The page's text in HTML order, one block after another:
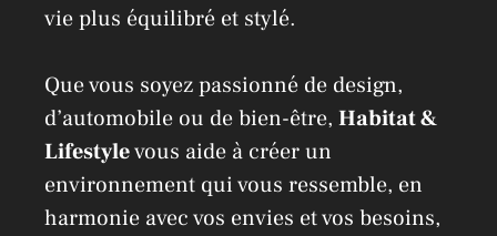
vie plus équilibré et stylé.
Que vous soyez passionné de design,
d’automobile ou de bien-être, Habitat &
Lifestylevous aide à créer un
environnement qui vous ressemble, en
harmonie avec vos envies et vos besoins,